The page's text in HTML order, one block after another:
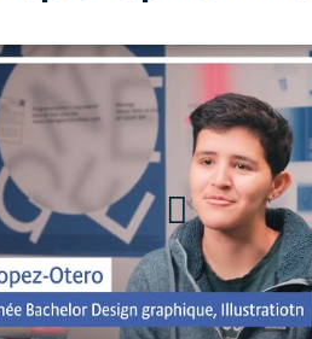
3ème
Design
Design